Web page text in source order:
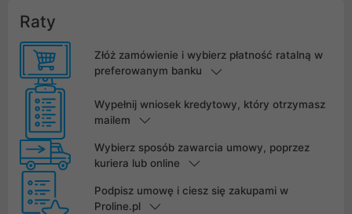
Raty
Złóż zamówienie i wybierz płatność ratalną w
preferowanym banku
Wypełnij wniosek kredytowy, który otrzymasz
mailem
Wybierz sposób zawarcia umowy, poprzez
kuriera lub online
Podpisz umowę i ciesz się zakupami w
Proline.pl